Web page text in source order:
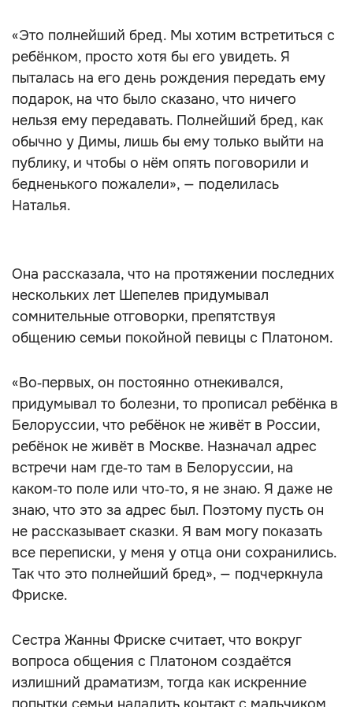
«Это полнейший бред. Мы хотим встретиться с
ребёнком, просто хотя бы его увидеть. Я
пыталась на его день рождения передать ему
подарок, на что было сказано, что ничего
нельзя ему передавать. Полнейший бред, как
обычно у Димы, лишь бы ему только выйти на
публику, и чтобы о нём опять поговорили и
бедненького пожалели», — поделилась
Наталья.
Она рассказала, что на протяжении последних
нескольких лет Шепелев придумывал
сомнительные отговорки, препятствуя
общению семьи покойной певицы с Платоном.
«Во‑первых, он постоянно отнекивался,
придумывал то болезни, то прописал ребёнка в
Белоруссии, что ребёнок не живёт в России,
ребёнок не живёт в Москве. Назначал адрес
встречи нам где‑то там в Белоруссии, на
каком‑то поле или что‑то, я не знаю. Я даже не
знаю, что это за адрес был. Поэтому пусть он
не рассказывает сказки. Я вам могу показать
все переписки, у меня у отца они сохранились.
Так что это полнейший бред», — подчеркнула
Фриске.
Сестра Жанны Фриске считает, что вокруг
вопроса общения с Платоном создаётся
излишний драматизм, тогда как искренние